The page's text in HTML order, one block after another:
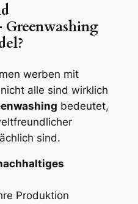
werben mit
alle sind wirklich
bedeutet,
sind.
Produktion